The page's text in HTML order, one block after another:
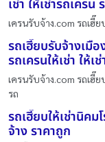
เช่า ให้เช่ารถเครน
เครนรับจ้าง.com รถเฮี๊
รถเฮี๊ยบรับจ้างเมื
รถเครนให้เช่า ให้เ
เครนรับจ้าง.com รถเฮี๊
รถ
รถเฮี๊ยบให้เช่านิคม
จ้าง ราคาถูก